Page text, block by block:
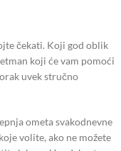
čekati. Koji god oblik
koji će vam pomoći
uvek stručno
ometa svakodnevne
volite, ako ne možete